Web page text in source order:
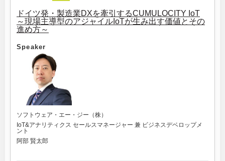
ドイツ発・製造業DXを牽引するCUMULOCITY IoT
～現場主導型のアジャイルIoTが生み出す価値とその
進め方～
Speaker
ソフトウェア・エー・ジー（株）
IoT&アナリティクス セールスマネージャー 兼 ビジネスデベロップメ
ント
阿部 賢太郎